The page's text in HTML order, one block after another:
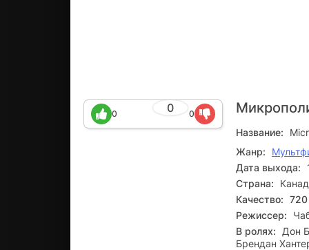
0
0 0
Название:
Жанр:
Дата выхода:
Страна:
Качество:
Режиссер:
В ролях:
Дон
Брендан